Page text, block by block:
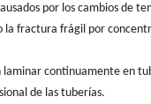
por los cambios de
fractura frágil por
continuamente en
de las tuberías.